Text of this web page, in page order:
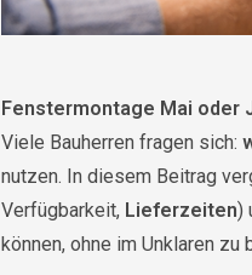
Fenstermontage Mai oder
Viele Bauherren fragen sich:
nutzen. In diesem Beitrag
Verfügbarkeit, Lieferzeiten)
können, ohne im Unklaren zu